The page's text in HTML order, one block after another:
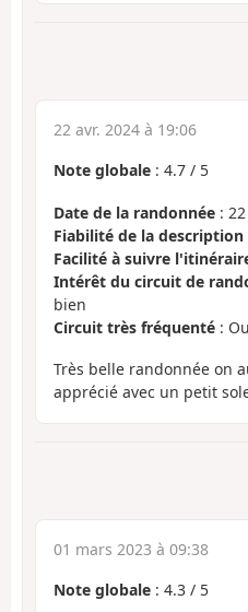
22 avr. 2024 à 19:06
Note globale : 4.7 / 5
Date de la randonnée :
Fiabilité de la description
Facilité à suivre
Intérêt du circuit de
bien
Circuit très fréquenté :
Très belle randonnée on
apprécié avec un petit
01 mars 2023 à 09:38
Note globale : 4.3 / 5